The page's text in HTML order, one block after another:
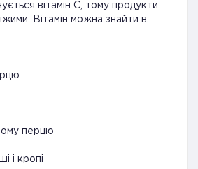
вітамін С, тому продукти
Вітамін можна знайти в:
перцю
і кропі